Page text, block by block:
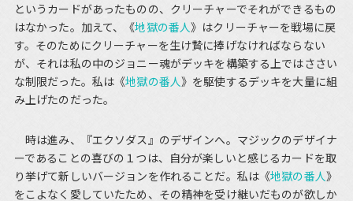
というカードがあったものの、クリーチャーでそれができるもの
はなかった。加えて、《地獄の番人》はクリーチャーを戦場に戻
す。そのためにクリーチャーを生け贄に捧げなければならない
が、それは私の中のジョニー魂がデッキを構築する上ではささい
な制限だった。私は《地獄の番人》を駆使するデッキを大量に組
み上げたのだった。
時は進み、『エクソダス』のデザインへ。マジックのデザイナ
ーであることの喜びの１つは、自分が楽しいと感じるカードを取
り挙げて新しいバージョンを作れることだ。私は《地獄の番人》
をこよなく愛していたため、その精神を受け継いだものが欲しか